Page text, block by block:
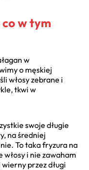
w tym
w
o męskiej
włosy zebrane i
tkwi w
swoje długie
na średniej
To taka fryzura na
włosy i nie zawaham
przez długi